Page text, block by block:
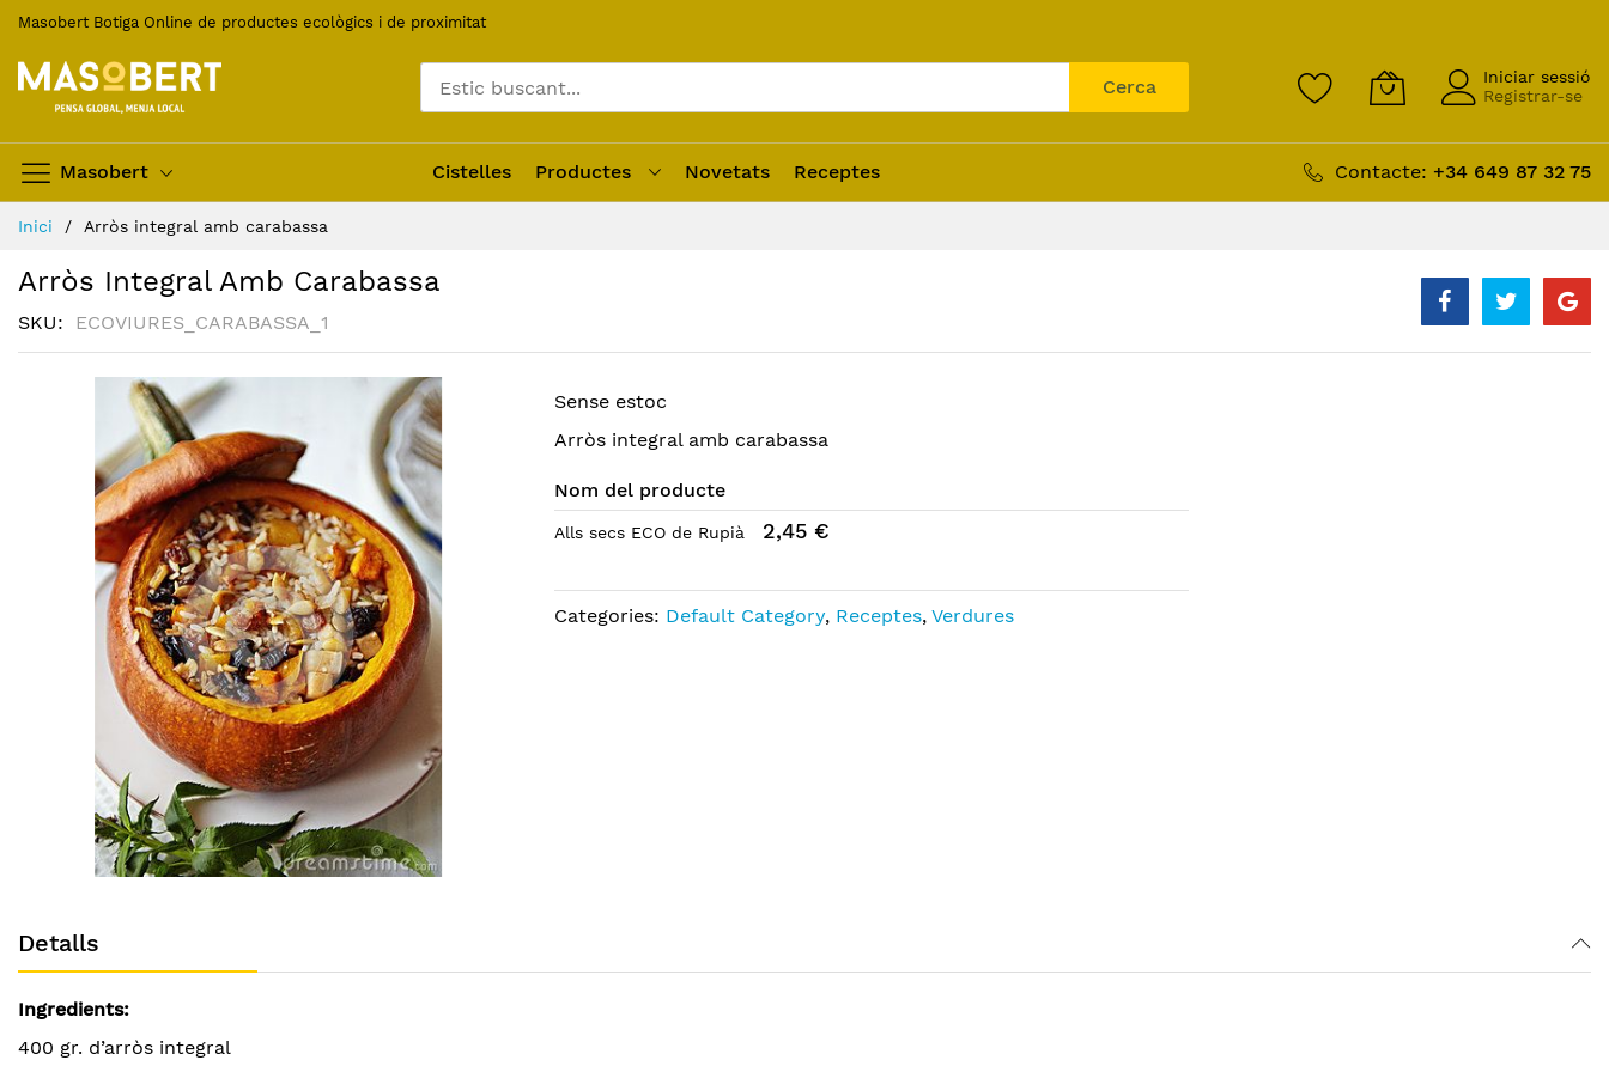
Skip
Content
Masobert Botiga Online de productes ecològics i de proximitat
Masobert
Cerca
Iniciar sessió
Registrar-se
Cistelles Productes Novetats Receptes Contacte: +34 649 87 32 75
Inici Arròs integral amb carabassa
Arròs Integral Amb Carabassa
SKU ECOVIURES_CARABASSA_1
the
beginning
the
images
Sense estoc
Arròs integral amb carabassa
Nom del producte
Alls secs ECO de Rupià 2,45 €
Categories: Default Category, Receptes, Verdures
Detalls
Ingredients:
400 gr. d’arròs integral